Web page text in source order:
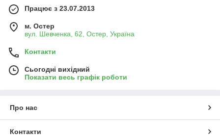
Працює з 23.07.2013
м. Остер
вул. Шевченка, 62, Остер, Україна
Контакти
Сьогодні вихідний
Показати весь графік роботи
Про нас
Контакти